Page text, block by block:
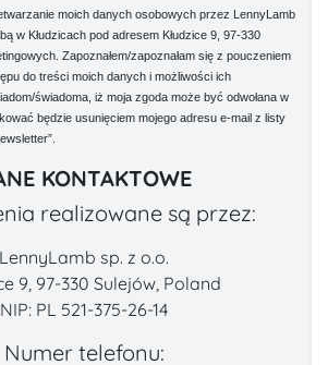
moich danych osobowych przez LennyLamb
w Kłudzicach pod adresem Kłudzice 9, 97-330
Zapoznałem/zapoznałam się z pouczeniem
do treści moich danych i możliwości ich
świadoma, iż moja zgoda może być odwołana w
będzie usunięciem mojego adresu e-mail z listy
KONTAKTOWE
realizowane są przez:
LennyLamb sp. z o.o.
9, 97-330 Sulejów, Poland
NIP: PL 521-375-26-14
Numer telefonu: